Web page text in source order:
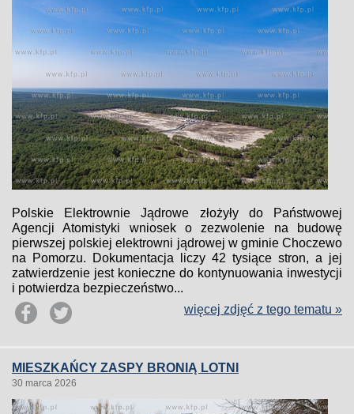
Polskie Elektrownie Jądrowe złożyły do Państwowej
Agencji Atomistyki wniosek o zezwolenie na budowę
pierwszej polskiej elektrowni jądrowej w gminie Choczewo
na Pomorzu. Dokumentacja liczy 42 tysiące stron, a jej
zatwierdzenie jest konieczne do kontynuowania inwestycji
i potwierdza bezpieczeństwo...
więcej zdjęć z tego tematu »
MIESZKAŃCY ZASPY BRONIĄ LOTNI
30 marca 2026